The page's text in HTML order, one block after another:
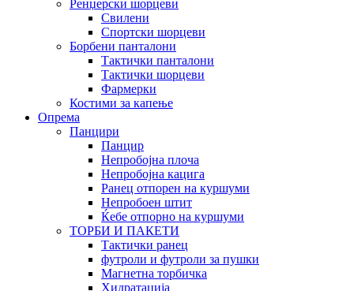
Ренџерски шорцеви
Свилени
Спортски шорцеви
Борбени панталони
Тактички панталони
Тактички шорцеви
Фармерки
Костими за капење
Опрема
Панцири
Панцир
Непробојна плоча
Непробојна кацига
Ранец отпорен на куршуми
Непробоен штит
Ќебе отпорно на куршуми
ТОРБИ И ПАКЕТИ
Тактички ранец
футроли и футроли за пушки
Магнетна торбичка
Хидратација